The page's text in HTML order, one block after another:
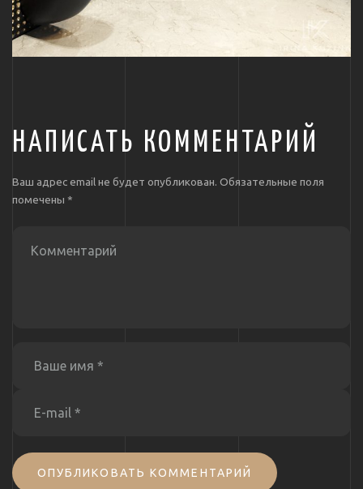
НАПИСАТЬ КОММЕНТАРИЙ
Ваш адрес email не будет опубликован. Обязательные поля
помечены *
ОПУБЛИКОВАТЬ КОММЕНТАРИЙ